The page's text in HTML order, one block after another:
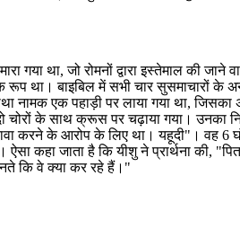
गया था, जो रोमनों द्वारा इस्तेमाल की जाने
रूप था। बाइबिल में सभी चार सुसमाचारों के
नामक एक पहाड़ी पर लाया गया था, जिसका
चोरों के साथ क्रूस पर चढ़ाया गया। उनका
करने के आरोप के लिए था। यहूदी"। वह 6
ऐसा कहा जाता है कि यीशु ने प्रार्थना की,
कि वे क्या कर रहे हैं।"